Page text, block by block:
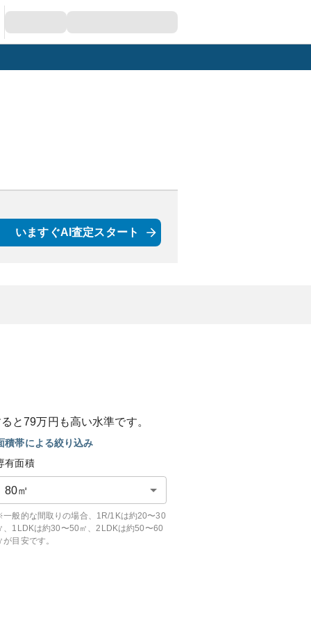
いますぐAI査定スタート
と79万円も高い水準です。
積帯による絞り込み
有面積
80㎡
般的な間取りの場合、1R/1Kは約20〜30
、1LDKは約30〜50㎡、2LDKは約50〜60
が目安です。